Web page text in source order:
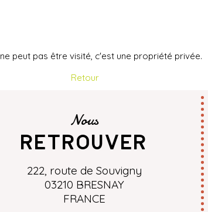
peut pas être visité, c'est une propriété privée.
Retour
Nous
retrouver
222, route de Souvigny
03210 BRESNAY
FRANCE